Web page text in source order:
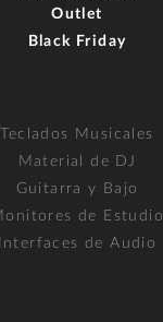
Outlet
Black Friday
Teclados Musicales
Material de DJ
Guitarra y Bajo
de Estudio
Interfaces de Audio